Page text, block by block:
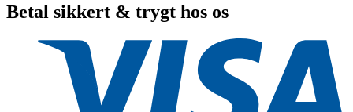
12mm
Betal sikkert & trygt hos os